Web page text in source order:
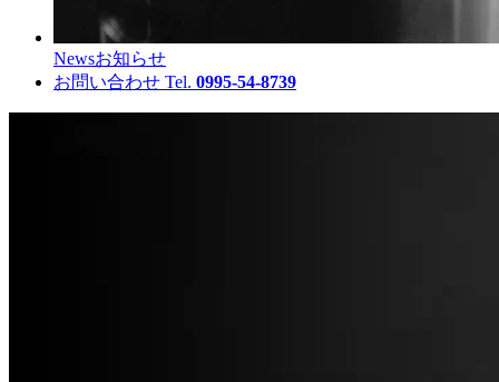
Newsお知らせ
お問い合わせ Tel. 0995-54-8739